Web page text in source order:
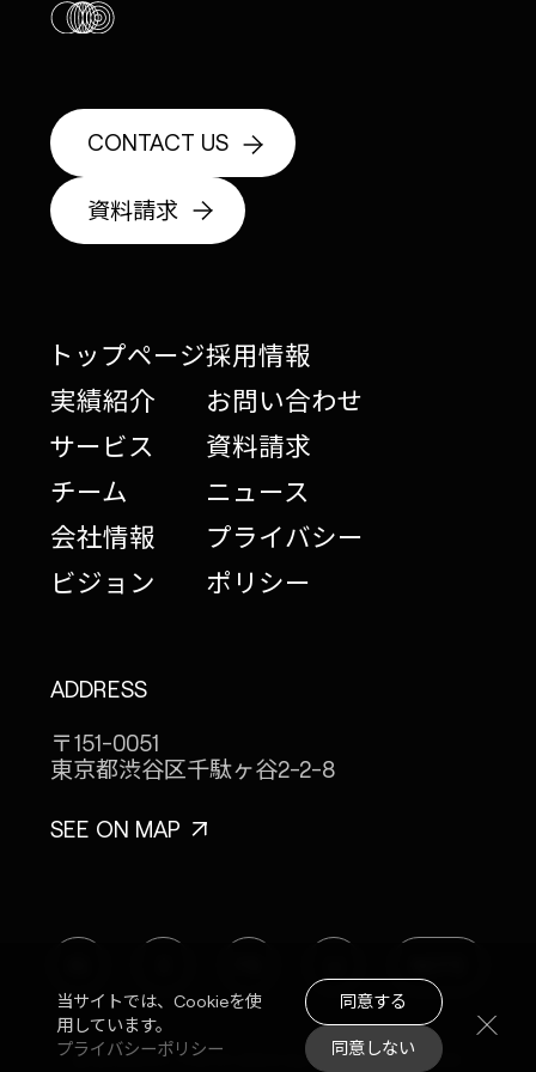
当サイトでは、Cookieを使
用しています。
プライバシーポリシー
同意する
同意しない
CONTACT US
資料請求
トップページ
実績紹介
サービス
チーム
会社情報
ビジョン
採用情報
お問い合わせ
資料請求
ニュース
プライバシー
ポリシー
ADDRESS
〒151-0051
東京都渋谷区千駄ヶ谷2-2-8
SEE ON MAP
© MONOPO TOKYO 2024 ALL RIGHTS RESERVED